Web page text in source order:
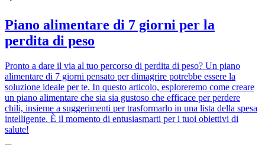
Piano alimentare di 7 giorni per la
perdita di peso
Pronto a dare il via al tuo percorso di perdita di peso? Un piano
alimentare di 7 giorni pensato per dimagrire potrebbe essere la
soluzione ideale per te. In questo articolo, esploreremo come creare
un piano alimentare che sia sia gustoso che efficace per perdere
chili, insieme a suggerimenti per trasformarlo in una lista della spesa
intelligente. È il momento di entusiasmarti per i tuoi obiettivi di
salute!